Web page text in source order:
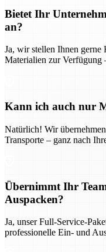
Bietet Ihr
an?
Ja, wir stellen Ihnen
Materialien zur Verfügung
Kann ich auch nur
Natürlich! Wir
Transporte – ganz nach
Übernimmt Ihr
Auspacken?
Ja, unser Full-Service-
professionelle Ein- und